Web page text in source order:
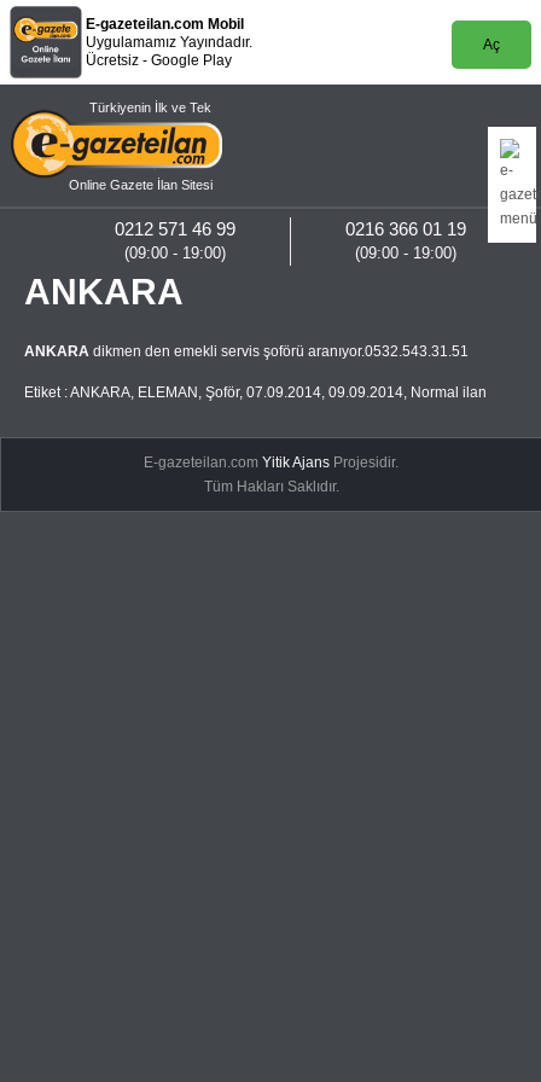
E-gazeteilan.com Mobil
Uygulamamız Yayındadır.
Ücretsiz - Google Play
Aç
Türkiyenin İlk ve Tek
Online Gazete İlan Sitesi
0216 366 01 19
(09:00 - 19:00)
0212 571 46 99
(09:00 - 19:00)
ANKARA
ANKARA dikmen den emekli servis şoförü aranıyor.0532.543.31.51
Etiket :ANKARA, ELEMAN , Şoför, 07.09.2014, 09.09.2014, Normal ilan
E-gazeteilan.comYitik Ajans Projesidir.
Tüm Hakları Saklıdır.